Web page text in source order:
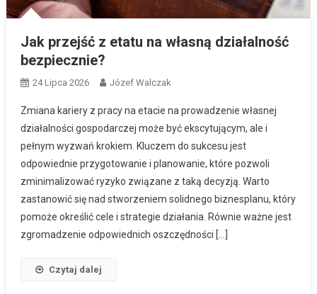
Jak przejść z etatu na własną działalność
bezpiecznie?
24 Lipca 2026 Józef Walczak
Zmiana kariery z pracy na etacie na prowadzenie własnej
działalności gospodarczej może być ekscytującym, ale i
pełnym wyzwań krokiem. Kluczem do sukcesu jest
odpowiednie przygotowanie i planowanie, które pozwoli
zminimalizować ryzyko związane z taką decyzją. Warto
zastanowić się nad stworzeniem solidnego biznesplanu, który
pomoże określić cele i strategie działania. Równie ważne jest
zgromadzenie odpowiednich oszczędności […]
Czytaj dalej